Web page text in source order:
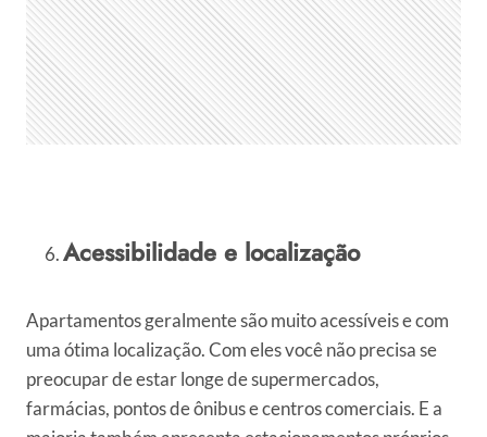
Acessibilidade e localização
Apartamentos geralmente são muito acessíveis e com
uma ótima localização. Com eles você não precisa se
preocupar de estar longe de supermercados,
farmácias, pontos de ônibus e centros comerciais. E a